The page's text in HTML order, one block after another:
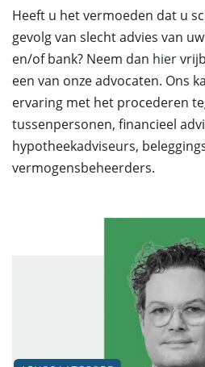
Heeft u het vermoeden dat u
gevolg van slecht advies van
en/of bank? Neem dan hier
een van onze advocaten. Ons
ervaring met het procederen
tussenpersonen, financieel
hypotheekadviseurs,
vermogensbeheerders.